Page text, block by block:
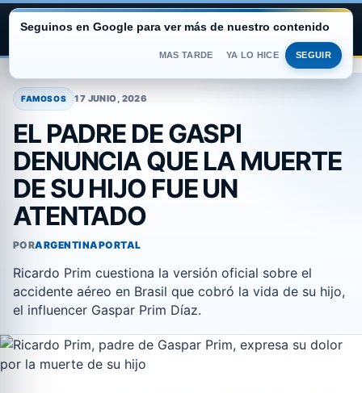
contenido
ARGENTINA PORTAL
FAMOSOS 17 JUNIO, 2026
EL PADRE DE GASPI
DENUNCIA QUE LA MUERTE
DE SU HIJO FUE UN
ATENTADO
PORARGENTINAPORTAL
Ricardo Prim cuestiona la versión oficial sobre el
accidente aéreo en Brasil que cobró la vida de su hijo,
el influencer Gaspar Prim Díaz.
Seguinos en Google para ver más de nuestro contenido
MAS TARDE YA LO HICE SEGUIR